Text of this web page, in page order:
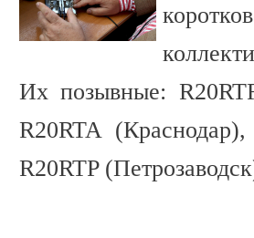
Их позывные:
R20RTA
R20RTP